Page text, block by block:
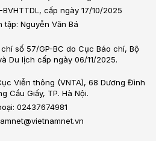
cấp ngày 17/10/2025
tập: Nguyễn Văn Bá
số 57/GP-BC do Cục Báo chí, Bộ
Du lịch cấp ngày 06/11/2025.
Viễn thông (VNTA), 68 Dương Đình
Cầu Giấy, TP. Hà Nội.
02437674981